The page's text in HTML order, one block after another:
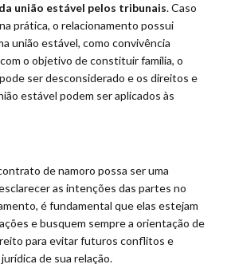
união estável pelos tribunais. Caso
prática, o relacionamento possui
união estável, como convivência
o objetivo de constituir família, o
ser desconsiderado e os direitos e
estável podem ser aplicados às
de namoro possa ser uma
as intenções das partes no
é fundamental que elas estejam
e busquem sempre a orientação de
para evitar futuros conflitos e
de sua relação.